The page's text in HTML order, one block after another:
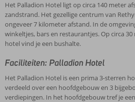
Het Palladion Hotel ligt op circa 140 meter
zandstrand. Het gezellige centrum van
ongeveer 7 kilometer afstand. In de
winkeltjes, bars en restaurantjes. Op circa
hotel vind je een bushalte.
Faciliteiten: Palladion Hotel
Het Palladion Hotel is een prima 3-sterren
verdeeld over een hoofdgebouw en 3
verdiepingen. In het hoofdgebouw tref je